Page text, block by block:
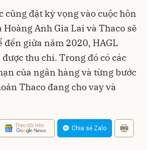
cũng đặt kỳ vọng vào cuộc hôn
Hoàng Anh Gia Lai và Thaco sẽ
đến giữa năm 2020, HAGL
thu chi. Trong đó có các
của ngân hàng và từng bước
Thaco đang cho vay và
Theo dõi trên Chia sẻ Zalo